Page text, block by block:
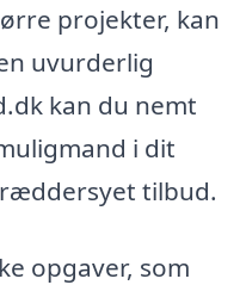
projekter, kan
uvurderlig
kan du nemt
i dit
tilbud.
opgaver, som